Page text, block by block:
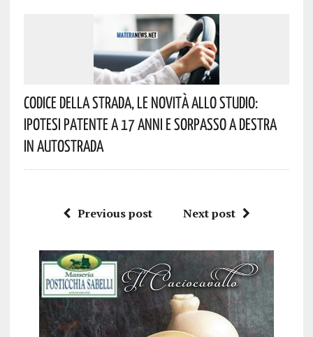
Codice Della Strada, Le Novità Allo Studio:
Ipotesi Patente A 17 Anni E Sorpasso A Destra
In Autostrada
Previous post Next post